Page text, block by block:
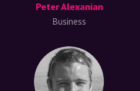
Peter Alexanian
Business